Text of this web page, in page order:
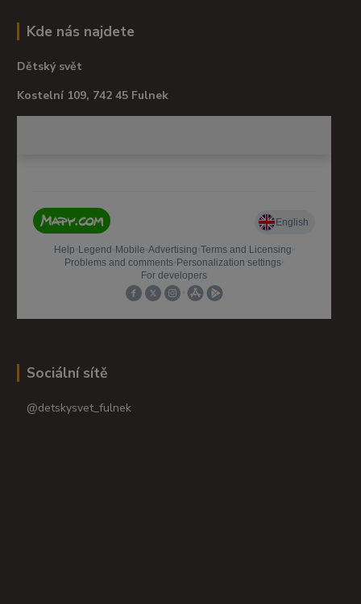
Kde nás najdete
Dětský svět
Kostelní 109, 742 45 Fulnek
Sociální sítě
@detskysvet_fulnek